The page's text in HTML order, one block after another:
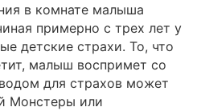
в комнате малыша
примерно с трех лет у
детские страхи. То, что
малыш воспримет со
для страхов может
Монстеры или